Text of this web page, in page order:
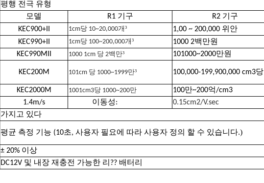
평행 전극 유형
모델 R1 기구 R2 기구
KEC900+II
1cm당 10~20,000개³ 1,00 ~ 200,000 위안
KEC990+II
1cm당 100~200,000개³ 1000 2백만원
KEC990MII
1000 1cm 당 2백만³ 101000~2000만원
KEC200M 101cm 당 1000~1999만³ 100,000-199,900,000 cm3당
KEC2000M 1001cm3당 1000~200만 100만~200억/cm3
1.4m/s 이동성:
0.15cm2/V.sec
가지고 있다
평균 측정 기능 (10초, 사용자 필요에 따라 사용자 정의 할 수 있습니다.)
± 20% 이상
DC12V 및 내장 재충전 가능한 리?? 배터리